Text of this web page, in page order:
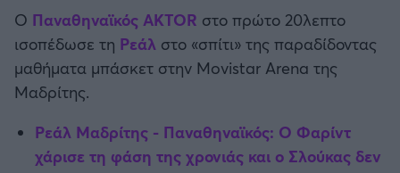
Αστέρας Τρίπολης
Παναιτωλικός
Καλαμάτα
Ο Παναθηναϊκός AKTOR στο πρώτο 20λεπτο
ισοπέδωσε τη Ρεάλ στο «σπίτι» της παραδίδοντας
μαθήματα μπάσκετ στην Movistar Arena της
Μαδρίτης.
Ρεάλ Μαδρίτης - Παναθηναϊκός: Ο Φαρίντ
χάρισε τη φάση της χρονιάς και ο Σλούκας δεν